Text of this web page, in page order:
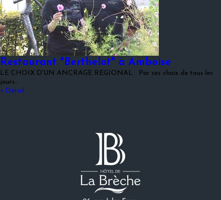
Restaurant "Berthelot" à Amboise
LE CHOIX D'UN ANCRAGE REGIONAL Par ses choix de tous les
jours…
+ Détail